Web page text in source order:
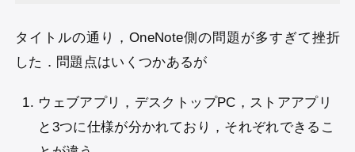
タイトルの通り，OneNote側の問題が多すぎて挫折
した．問題点はいくつかあるが
ウェブアプリ，デスクトップPC，ストアアプリ
と3つに仕様が分かれており，それぞれできるこ